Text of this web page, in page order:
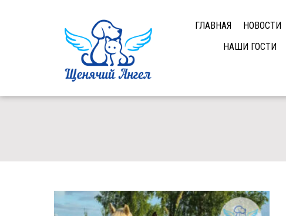
ГЛАВНАЯ НОВОСТИ
НАШИ ГОСТИ